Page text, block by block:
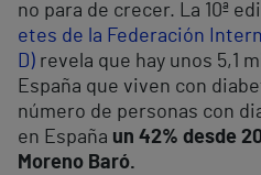
no para de crecer. La 10ª
etes de la Federación
D) revela que hay unos 5,1
España que viven con
número de personas con
en España un 42% desde
Moreno Baró.